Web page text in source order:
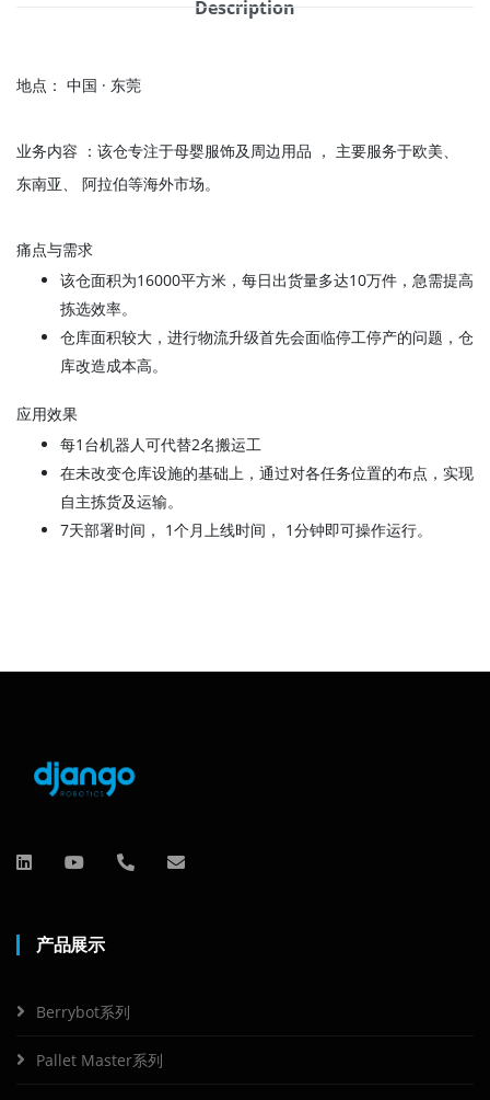
Description
地点： 中国 · 东莞
业务内容 ：该仓专注于母婴服饰及周边用品 ， 主要服务于欧美、
东南亚、 阿拉伯等海外市场。
痛点与需求
该仓面积为16000平方米，每日出货量多达10万件，急需提高
拣选效率。
仓库面积较大，进行物流升级首先会面临停工停产的问题，仓
库改造成本高。
应用效果
每1台机器人可代替2名搬运工
在未改变仓库设施的基础上，通过对各任务位置的布点，实现
自主拣货及运输。
7天部署时间， 1个月上线时间， 1分钟即可操作运行。
产品展示
Berrybot系列
Pallet Master系列